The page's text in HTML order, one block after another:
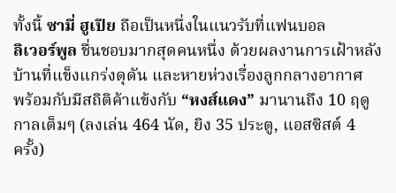
ทั้งนี้ซามี่ ฮูเปีย ถือเป็นหนึ่งในแนวรับที่แฟนบอล
ลิเวอร์พูล ชื่นชอบมากสุดคนหนึ่ง ด้วยผลงานการเฝ้าหลัง
บ้านที่แข็งแกร่งดุดัน และหายห่วงเรื่องลูกกลางอากาศ
พร้อมกับมีสถิติค้าแข้งกับ “หงส์แดง” มานานถึง 10 ฤดู
กาลเต็มๆ (ลงเล่น 464 นัด, ยิง 35 ประตู, แอสซิสต์ 4
ครั้ง)